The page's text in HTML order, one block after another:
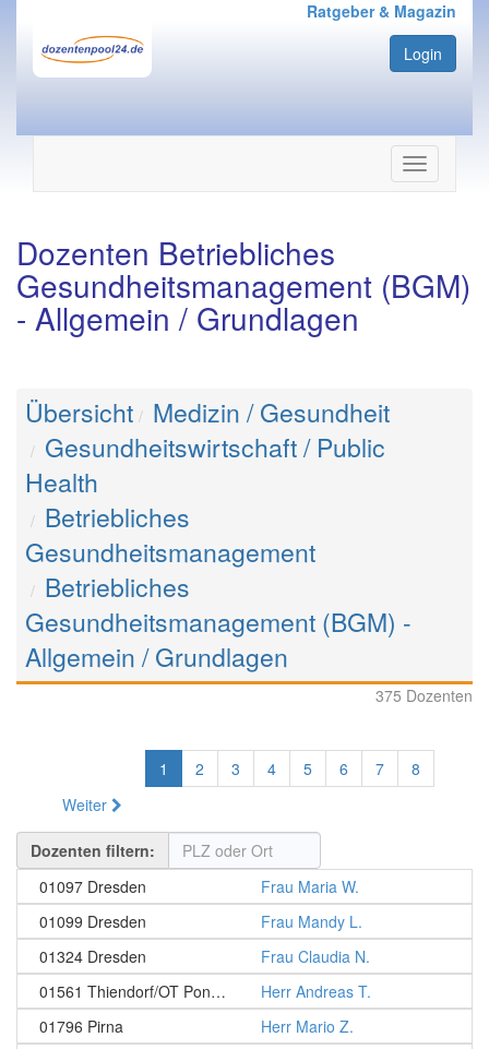
Ratgeber & Magazin
Login
Navigation
ein-/
Dozenten Betriebliches
Gesundheitsmanagement (BGM)
- Allgemein / Grundlagen
Übersicht Medizin / Gesundheit
Gesundheitswirtschaft / Public
Health
Betriebliches
Gesundheitsmanagement
Betriebliches
Gesundheitsmanagement (BGM) -
Allgemein / Grundlagen
375 Dozenten
1 2 3 4 5 6 7
8
Weiter
Dozenten filtern:
01097 Dresden
Frau Maria W.
01099 Dresden
Frau Mandy L.
01324 Dresden
Frau Claudia N.
01561 Thiendorf/OT Ponickau
Herr Andreas T.
01796 Pirna
Herr Mario Z.